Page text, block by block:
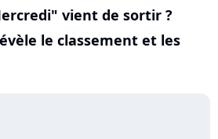
vient de sortir ?
le classement et les